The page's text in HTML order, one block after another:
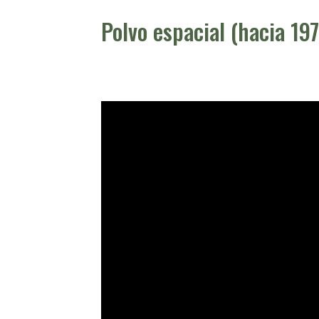
Polvo espacial (hacia